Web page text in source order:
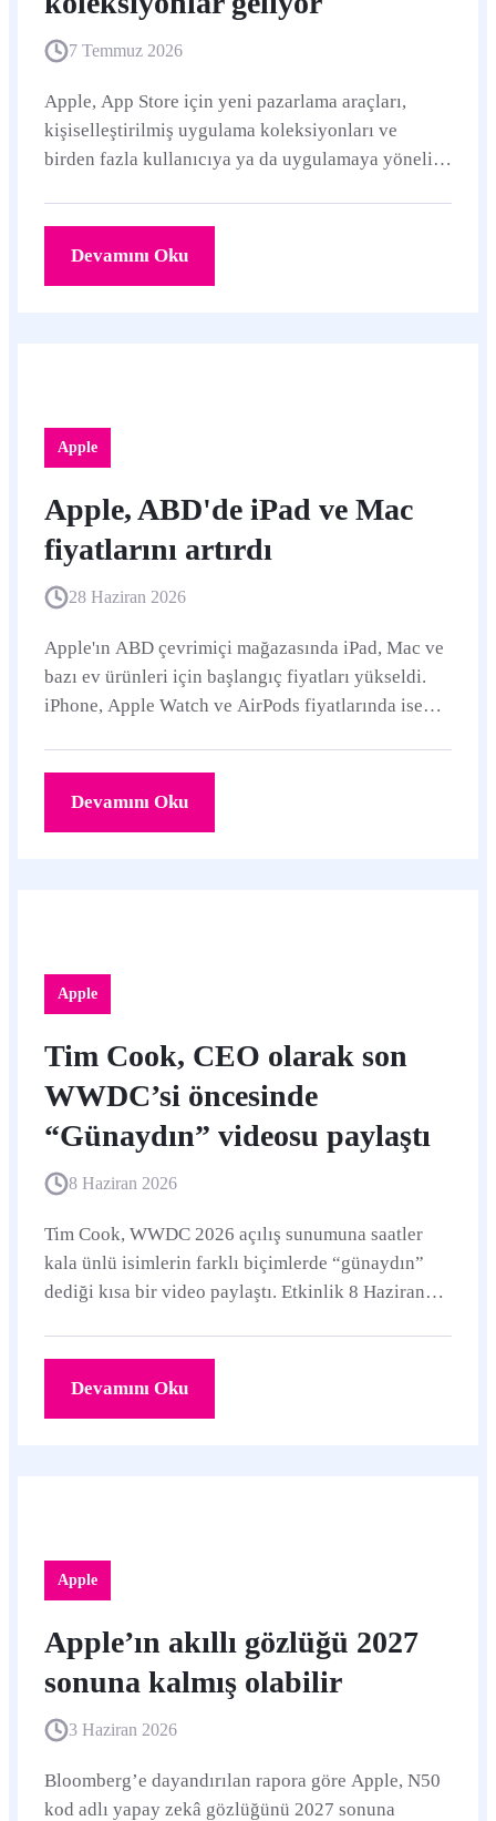
7 Temmuz 2026
Apple, App Store için yeni pazarlama araçları,
kişiselleştirilmiş uygulama koleksiyonları ve
birden fazla kullanıcıya ya da uygulamaya yönelik
Devamını Oku
Apple
Apple, ABD'de iPad ve Mac
fiyatlarını artırdı
28 Haziran 2026
Apple'ın ABD çevrimiçi mağazasında iPad, Mac ve
bazı ev ürünleri için başlangıç fiyatları yükseldi.
iPhone, Apple Watch ve AirPods fiyatlarında ise
Devamını Oku
Apple
Tim Cook, CEO olarak son
WWDC’si öncesinde
“Günaydın” videosu paylaştı
8 Haziran 2026
Tim Cook, WWDC 2026 açılış sunumuna saatler
kala ünlü isimlerin farklı biçimlerde “günaydın”
dediği kısa bir video paylaştı. Etkinlik 8 Haziran
Devamını Oku
Apple
Apple’ın akıllı gözlüğü 2027
sonuna kalmış olabilir
3 Haziran 2026
Bloomberg’e dayandırılan rapora göre Apple, N50
kod adlı yapay zekâ gözlüğünü 2027 sonuna